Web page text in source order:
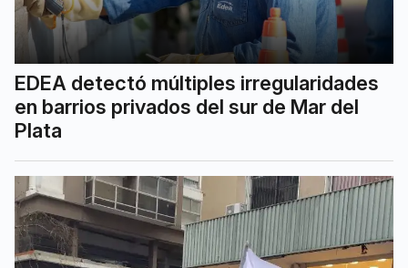
EDEA detectó múltiples irregularidades
en barrios privados del sur de Mar del
Plata